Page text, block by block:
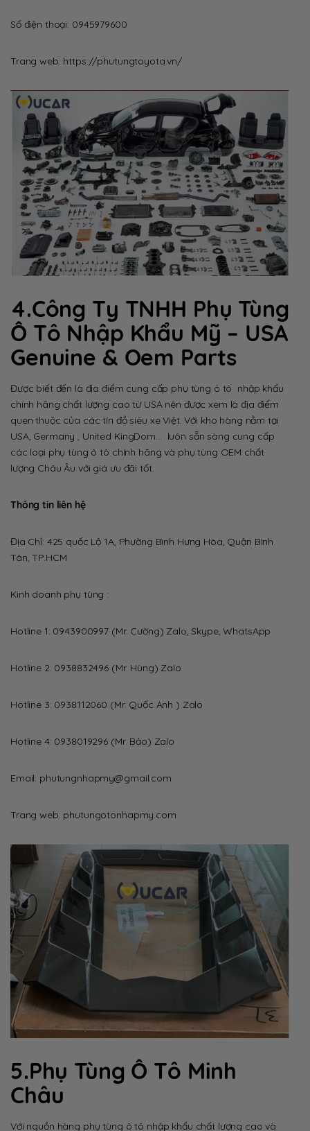
Số điện thoại: 0945979600
Trang web: https://phutungtoyota.vn/
4.Công Ty TNHH Phụ Tùng
Ô Tô Nhập Khẩu Mỹ – USA
Genuine & Oem Parts
Được biết đến là địa điểm cung cấp phụ tùng ô tô nhập khẩu
chính hãng chất lượng cao từ USA nên được xem là địa điểm
quen thuộc của các tín đồ siêu xe Việt. Với kho hàng nằm tại
USA, Germany , United KingDom… luôn sẵn sàng cung cấp
các loại phụ tùng ô tô chính hãng và phụ tùng OEM chất
lượng Châu Âu với giá ưu đãi tốt.
Thông tin liên hệ
Địa Chỉ: 425 quốc Lộ 1A, Phường Bình Hưng Hòa, Quận Bình
Tân, TP.HCM
Kinh doanh phụ tùng :
Hotline 1: 0943900997 (Mr. Cường) Zalo, Skype, WhatsApp
Hotline 2: 0938832496 (Mr. Hùng) Zalo
Hotline 3: 0938112060 (Mr. Quốc Anh ) Zalo
Hotline 4: 0938019296 (Mr. Bảo) Zalo
Email: phutungnhapmy@gmail.com
Trang web: phutungotonhapmy.com
5.Phụ Tùng Ô Tô Minh
Châu
Với nguồn hàng phụ tùng ô tô nhập khẩu chất lượng cao và